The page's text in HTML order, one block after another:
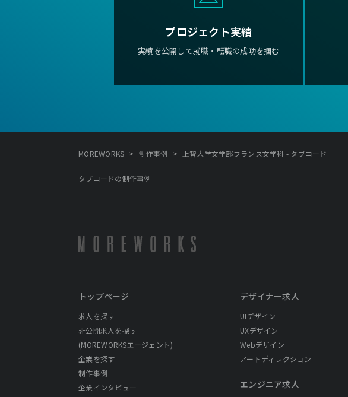
プロジェクト実績
実績を公開して就職・転職の成功を掴む
MOREWORKS > 制作事例 > 上智大学文学部フランス文学科 - タブコード
タブコードの制作事例
トップページ
求人を探す
非公開求人を探す
(MOREWORKSエージェント)
企業を探す
制作事例
企業インタビュー
デザイナー求人
UIデザイン
UXデザイン
Webデザイン
アートディレクション
エンジニア求人